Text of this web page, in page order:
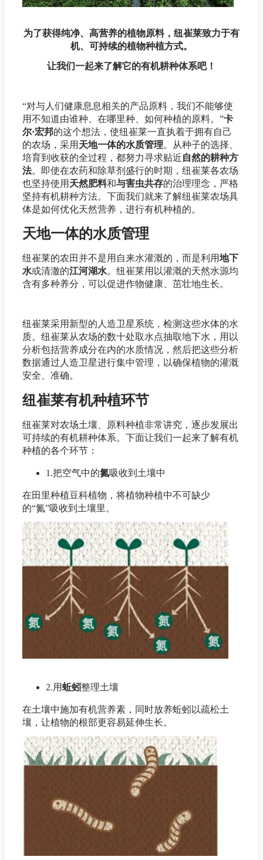
为了获得纯净、高营养的植物原料，纽崔莱致力于有
机、可持续的植物种植方式。
让我们一起来了解它的有机耕种体系吧！
“对与人们健康息息相关的产品原料，我们不能够使
用不知道由谁种、在哪里种、如何种植的原料。”卡
尔·宏邦的这个想法，使纽崔莱一直执着于拥有自己
的农场，采用 天地一体的水质管理。从种子的选择、
培育到收获的全过程，都努力寻求贴近自然的耕种方
法。即使在农药和除草剂盛行的时期，纽崔莱各农场
也坚持使用 天然肥料和与害虫共存的治理理念，严格
坚持有机耕种方法。下面我们就来了解纽崔莱农场具
体是如何优化天然营养，进行有机种植的。
天地一体的水质管理
纽崔莱的农田并不是用自来水灌溉的，而是利用地下
水或清澈的江河湖水。纽崔莱用以灌溉的天然水源均
含有多种养分，可以促进作物健康、茁壮地生长。
纽崔莱采用新型的人造卫星系统，检测这些水体的水
质。纽崔莱从农场的数十处取水点抽取地下水，用以
分析包括营养成分在内的水质情况，然后把这些分析
数据通过人造卫星进行集中管理，以确保植物的灌溉
安全、准确。
纽崔莱有机种植环节
纽崔莱对农场土壤、原料种植非常讲究，逐步发展出
可持续的有机耕种体系。下面让我们一起来了解有机
种植的各个环节：
1.把空气中的氮吸收到土壤中
在田里种植豆科植物，将植物种植中不可缺少
的“氮”吸收到土壤里。
2.用蚯蚓整理土壤
在土壤中施加有机营养素，同时放养蚯蚓以疏松土
壤，让植物的根部更容易延伸生长。